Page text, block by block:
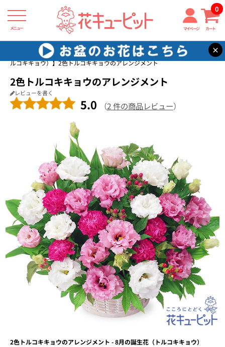
メニュー マイページ カート
0
×
花キューピット 8月の誕生花（トルコキキョウ）
【8月の誕生花（ト
ルコキキョウ）】2色トルコキキョウのアレンジメント
2色トルコキキョウのアレンジメント
レビューを書く
5.0 （2 件の商品レビュー）
2色トルコキキョウのアレンジメント - 8月の誕生花（トルコキキョウ）